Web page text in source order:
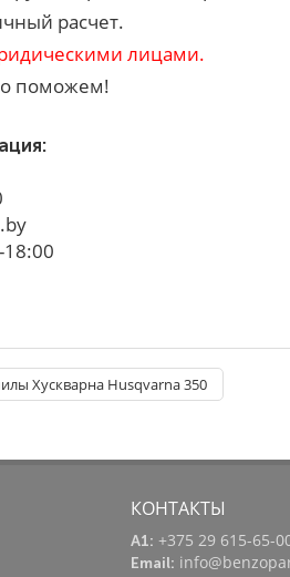
расчет.
лицами.
поможем!
Хускварна Husqvarna 350
КОНТАКТЫ
A1: +375 29 615-65-
Email: